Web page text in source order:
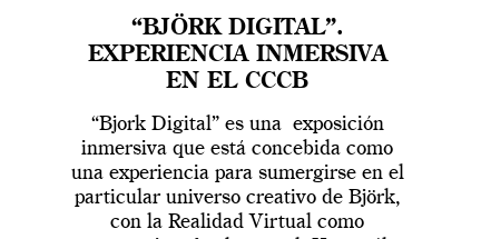
“BJÖRK DIGITAL”.
EXPERIENCIA INMERSIVA
EN EL CCCB
“Bjork Digital” es una exposición
inmersiva que está concebida como
una experiencia para sumergirse en el
particular universo creativo de Björk,
con la Realidad Virtual como